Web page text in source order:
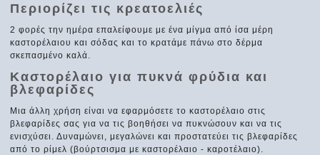
Περιορίζει τις κρεατοελιές
2 φορές την ημέρα επαλείφουμε με ένα μίγμα από ίσα μέρη
καστορέλαιου και σόδας και το κρατάμε πάνω στο δέρμα
σκεπασμένο καλά.
Καστορέλαιο για πυκνά φρύδια και
βλεφαρίδες
Μια άλλη χρήση είναι να εφαρμόσετε το καστορέλαιο στις
βλεφαρίδες σας για να τις βοηθήσει να πυκνώσουν και να τις
ενισχύσει. Δυναμώνει, μεγαλώνει και προστατεύει τις βλεφαρίδες
από το ρίμελ (βούρτσισμα με καστορέλαιο - καροτέλαιο).